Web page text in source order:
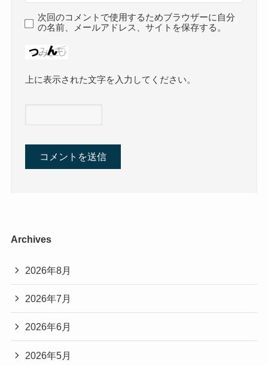
次回のコメントで使用するためブラウザーに自分
の名前、メールアドレス、サイトを保存する。
上に表示された文字を入力してください。
Archives
2026年8月
2026年7月
2026年6月
2026年5月